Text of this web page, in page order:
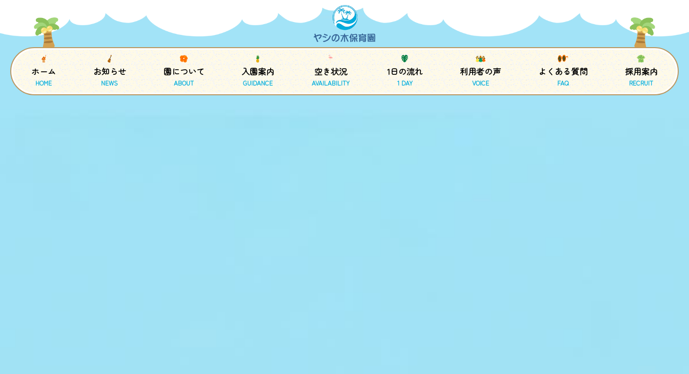
ホーム
HOME
お知らせ
NEWS
園について
ABOUT
入園案内
GUIDANCE
空き状況
AVAILABILITY
1日の流れ
1 DAY
利用者の声
VOICE
よくある質問
FAQ
採用案内
RECRUIT